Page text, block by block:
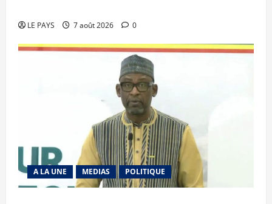
LE PAYS 7 août 2026 0
A LA UNE MEDIAS POLITIQUE